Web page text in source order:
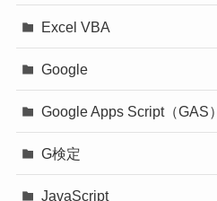
Excel VBA
Google
Google Apps Script（GAS）
G検定
JavaScript